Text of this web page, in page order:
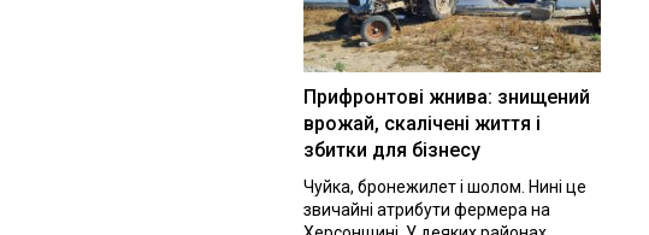
Прифронтові жнива: знищений
врожай, скалічені життя і
збитки для бізнесу
Чуйка, бронежилет і шолом. Нині це
звичайні атрибути фермера на